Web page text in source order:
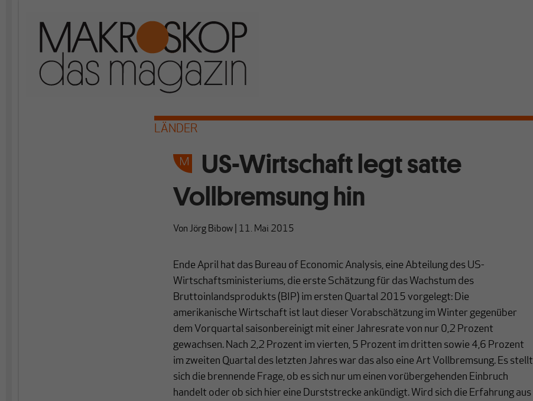
LÄNDER
US-Wirtschaft legt satte
Vollbremsung hin
VonJörg Bibow 11. Mai 2015
Ende April hat das Bureau of Economic Analysis, eine Abteilung des US-
Wirtschaftsministeriums, die erste Schätzung für das Wachstum des
Bruttoinlandsprodukts (BIP) im ersten Quartal 2015 vorgelegt: Die
amerikanische Wirtschaft ist laut dieser Vorabschätzung im Winter gegenüber
dem Vorquartal saisonbereinigt mit einer Jahresrate von nur 0,2 Prozent
gewachsen. Nach 2,2 Prozent im vierten, 5 Prozent im dritten sowie 4,6 Prozent
im zweiten Quartal des letzten Jahres war das also eine Art Vollbremsung. Es stellt
sich die brennende Frage, ob es sich nur um einen vorübergehenden Einbruch
handelt oder ob sich hier eine Durststrecke ankündigt. Wird sich die Erfahrung aus